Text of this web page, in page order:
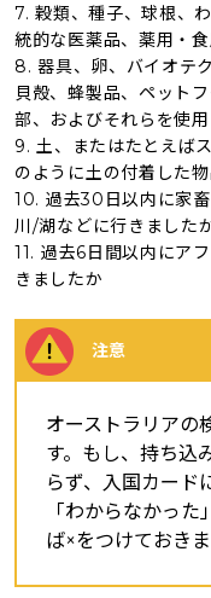
7. 穀類、種子、球根、
統的な医薬品、薬用・
8. 器具、卵、バイオテ
貝殻、蜂製品、ペット
部、およびそれらを使
9. 土、またはたとえば
のように土の付着した
10. 過去30日以内に家
川/湖などに行きました
11. 過去6日間以内にア
きましたか
注意
オーストラリアの
す。もし、持ち込
らず、入国カード
「わからなかっ
ば×をつけておきま